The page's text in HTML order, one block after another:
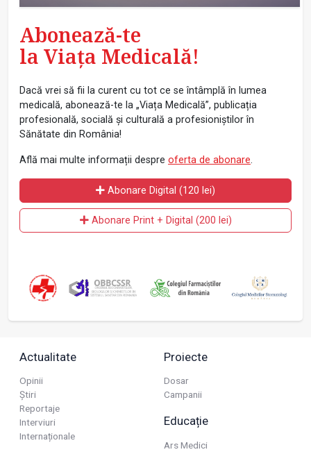
Abonează-te
la Viața Medicală!
Dacă vrei să fii la curent cu tot ce se întâmplă în lumea
medicală, abonează-te la „Viața Medicală”, publicația
profesională, socială și culturală a profesioniștilor în
Sănătate din România!
Află mai multe informații despre oferta de abonare.
Abonare Digital (120 lei)
Abonare Print + Digital (200 lei)
Actualitate
Opinii
Știri
Reportaje
Interviuri
Internaționale
Proiecte
Dosar
Campanii
Educație
Ars Medici